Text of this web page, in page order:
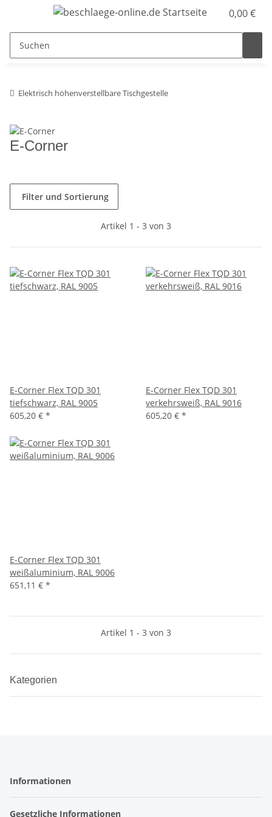
0,00 €
Elektrisch höhenverstellbare Tischgestelle
E-Corner
Filter und Sortierung
Artikel 1 - 3 von 3
E-Corner Flex TQD 301
tiefschwarz, RAL 9005
605,20 € *
E-Corner Flex TQD 301
verkehrsweiß, RAL 9016
605,20 € *
E-Corner Flex TQD 301
weißaluminium, RAL 9006
651,11 € *
Artikel 1 - 3 von 3
Kategorien
Informationen
Gesetzliche Informationen